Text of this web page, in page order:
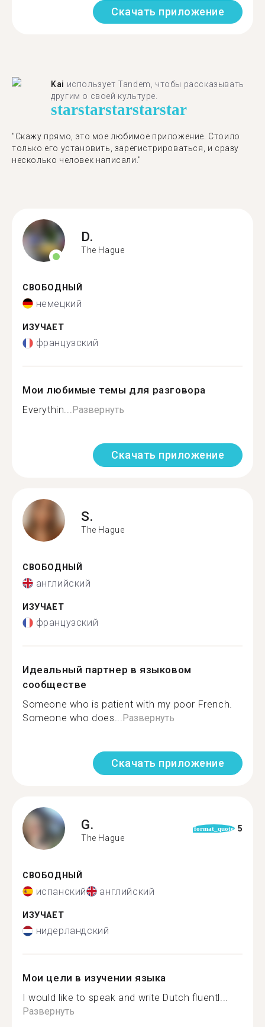
Скачать приложение
Kai использует Tandem, чтобы рассказывать
другим о своей культуре.
starstarstarstarstar
"Скажу прямо, это мое любимое приложение. Стоило
только его установить, зарегистрироваться, и сразу
несколько человек написали."
D.
The Hague
СВОБОДНЫЙ
немецкий
ИЗУЧАЕТ
французский
Мои любимые темы для разговора
Everythin...Развернуть
Скачать приложение
S.
The Hague
СВОБОДНЫЙ
английский
ИЗУЧАЕТ
французский
Идеальный партнер в языковом
сообществе
Someone who is patient with my poor French.
Someone who does...Развернуть
Скачать приложение
G.
The Hague
format_quote 5
СВОБОДНЫЙ
испанский английский
ИЗУЧАЕТ
нидерландский
Мои цели в изучении языка
I would like to speak and write Dutch fluentl...
Развернуть